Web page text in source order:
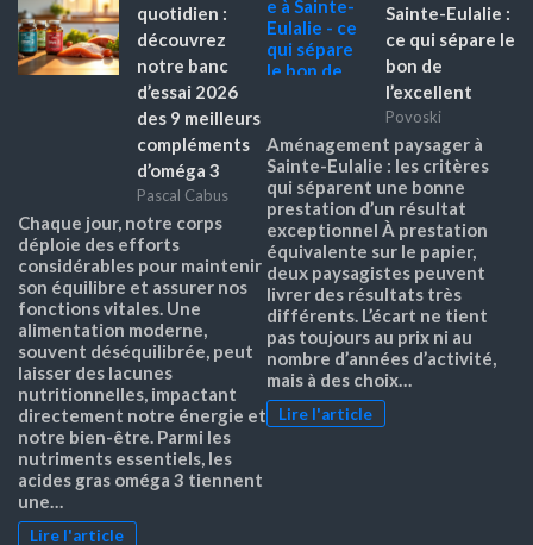
quotidien :
découvrez
notre banc
d’essai 2026
des 9 meilleurs
compléments
d’oméga 3
Pascal Cabus
Chaque jour, notre corps
déploie des efforts
considérables pour maintenir
son équilibre et assurer nos
fonctions vitales. Une
alimentation moderne,
souvent déséquilibrée, peut
laisser des lacunes
nutritionnelles, impactant
directement notre énergie et
notre bien-être. Parmi les
nutriments essentiels, les
acides gras oméga 3 tiennent
une…
Lire l'article
Sainte-Eulalie :
ce qui sépare le
bon de
l’excellent
Povoski
Aménagement paysager à
Sainte-Eulalie : les critères
qui séparent une bonne
prestation d’un résultat
exceptionnel À prestation
équivalente sur le papier,
deux paysagistes peuvent
livrer des résultats très
différents. L’écart ne tient
pas toujours au prix ni au
nombre d’années d’activité,
mais à des choix…
Lire l'article